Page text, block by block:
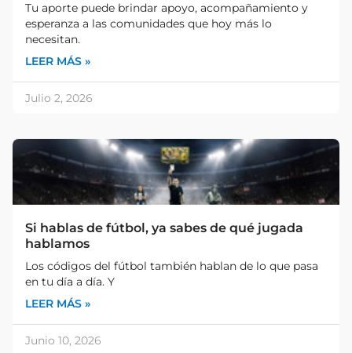
Tu aporte puede brindar apoyo, acompañamiento y
esperanza a las comunidades que hoy más lo
necesitan.
LEER MÁS »
Julio 2, 2026
Si hablas de fútbol, ya sabes de qué jugada
hablamos
Los códigos del fútbol también hablan de lo que pasa
en tu día a día. Y
LEER MÁS »
Junio 10, 2026